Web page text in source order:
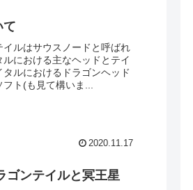
て
ルはサウスノードと呼ばれ
における主なヘッドとテイ
ルにおけるドラゴンヘッド
ト(も見て構いま...
2020.11.17
ゴンテイルと冥王星